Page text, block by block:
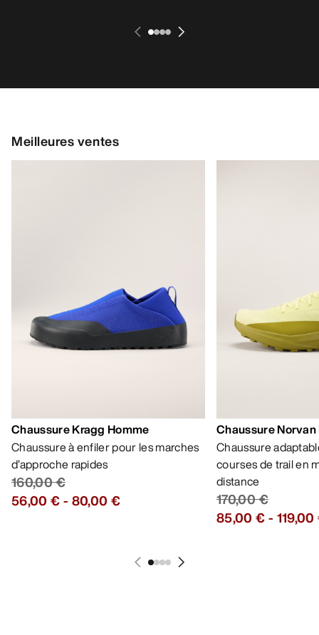
Meilleures ventes
Chaussure Kragg Homme
Chaussure à enfiler pour les marches
d’approche rapides
160,00 €
56,00 €- 80,00 €
Chaussure
Chaussure
courses de trail en
distance
170,00 €
85,00 €-